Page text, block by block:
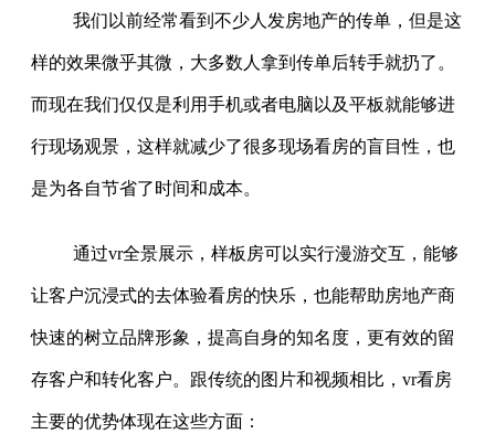
我们以前经常看到不少人发房地产的传单，但是这
样的效果微乎其微，大多数人拿到传单后转手就扔了。
而现在我们仅仅是利用手机或者电脑以及平板就能够进
行现场观景，这样就减少了很多现场看房的盲目性，也
是为各自节省了时间和成本。
通过vr全景展示，样板房可以实行漫游交互，能够
让客户沉浸式的去体验看房的快乐，也能帮助房地产商
快速的树立品牌形象，提高自身的知名度，更有效的留
存客户和转化客户。跟传统的图片和视频相比，vr看房
主要的优势体现在这些方面：